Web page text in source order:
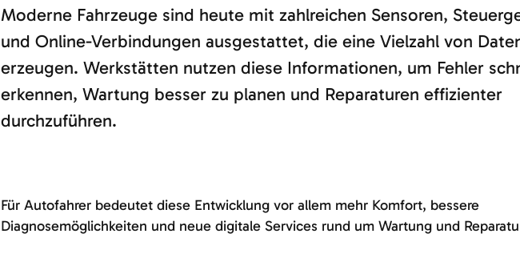
Moderne Fahrzeuge sind heute mit zahlreichen Sensoren,
und Online-Verbindungen ausgestattet, die eine Vielzahl von
erzeugen. Werkstätten nutzen diese Informationen, um Fehler
erkennen, Wartung besser zu planen und Reparaturen effizienter
durchzuführen.
Für Autofahrer bedeutet diese Entwicklung vor allem mehr Komfort, bessere
Diagnosemöglichkeiten und neue digitale Services rund um Wartung und